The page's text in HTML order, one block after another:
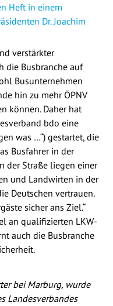
Heft in einem
Dr. Joachim
verstärkter
die Busbranche auf
Busunternehmen
hin zu mehr ÖPNV
können. Daher hat
bdo eine
was …“) gestartet, die
Busfahrer in der
der Straße liegen einer
und Landwirten in der
Deutschen vertrauen.
sicher ans Ziel.“
an qualifizierten LKW-
auch die Busbranche
bei Marburg, wurde
Landesverbandes